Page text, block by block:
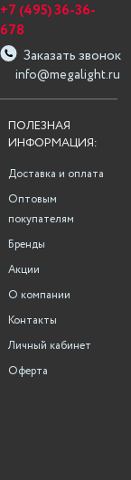
info@megalight.ru
+7 (495) 36-36-
678
Заказать звонок
ПОЛЕЗНАЯ
ИНФОРМАЦИЯ:
Доставка и оплата
Оптовым
покупателям
Бренды
Акции
О компании
Контакты
Личный кабинет
Оферта